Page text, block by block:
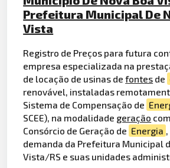
Prefeitura Municipal De
Vista
Registro de Preços para futura
empresa especializada na
de locação de usinas defontes de
renovável, instaladas
Sistema de Compensação de
SCEE), na modalidade geração
Consórcio de Geração de Energia
demanda da Prefeitura Municipal
Vista/RS e suas unidades